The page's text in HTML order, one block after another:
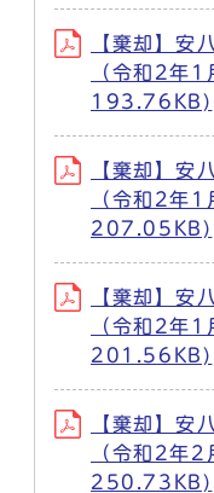
【棄却】安
（令和2年
193.76KB)
【棄却】安
（令和2年
207.05KB)
【棄却】安
（令和2年
201.56KB)
【棄却】安
（令和2年2
250.73KB)